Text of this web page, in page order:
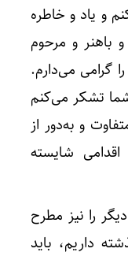
و یاد و خاطره
باهنر و مرحوم
گرامی می‌دارم.
تشکر می‌کنم
و به‌دور از
شایسته
را نیز مطرح
داریم، باید